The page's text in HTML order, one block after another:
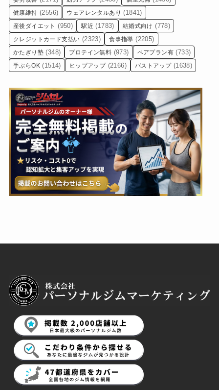
健康維持 (2556) ウェアレンタルあり (1841)
産後ダイエット (950) 駅近 (1783) 結婚式向け (778)
クレジットカード支払い (2323) 食事指導 (2205)
かたぎり塾 (348) プロテイン無料 (973) ペアプラン有 (733)
手ぶらOK (1514) ヒップアップ (2166) バストアップ (1638)